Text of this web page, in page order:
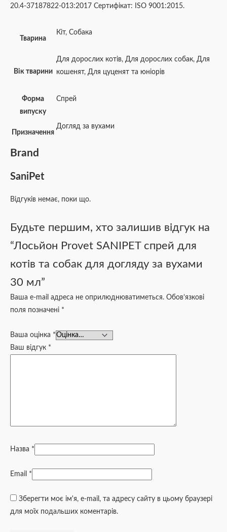
20.4-37187822-013:2017 Сертифікат: ISO 9001:2015.
Тварина
Кіт, Собака
Вік тварини
Для дорослих котів, Для дорослих собак, Для
кошенят, Для цуценят та юніорів
Форма
випуску
Спрей
Призначення
Догляд за вухами
Brand
SaniPet
Відгуків немає, поки що.
Будьте першим, хто залишив відгук на
“Лосьйон Provet SANIPET спрей для
котів та собак для догляду за вухами
30 мл”
Ваша e-mail адреса не оприлюднюватиметься. Обов’язкові
поля позначені *
Ваша оцінка *
Ваш відгук *
Назва *
Email *
Зберегти моє ім'я, e-mail, та адресу сайту в цьому браузері
для моїх подальших коментарів.